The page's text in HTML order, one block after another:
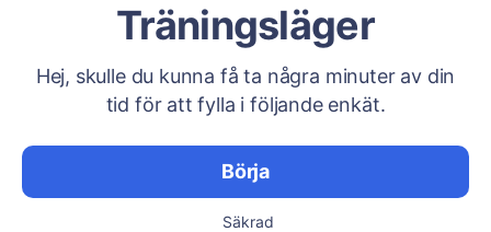
Träningsläger
Hej, skulle du kunna få ta några minuter av din
tid för att fylla i följande enkät.
Börja
Säkrad